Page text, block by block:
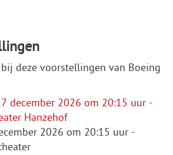
deze voorstellingen van Boeing
december 2026 om 20:15 uur -
Hanzehof
2026 om 20:15 uur -